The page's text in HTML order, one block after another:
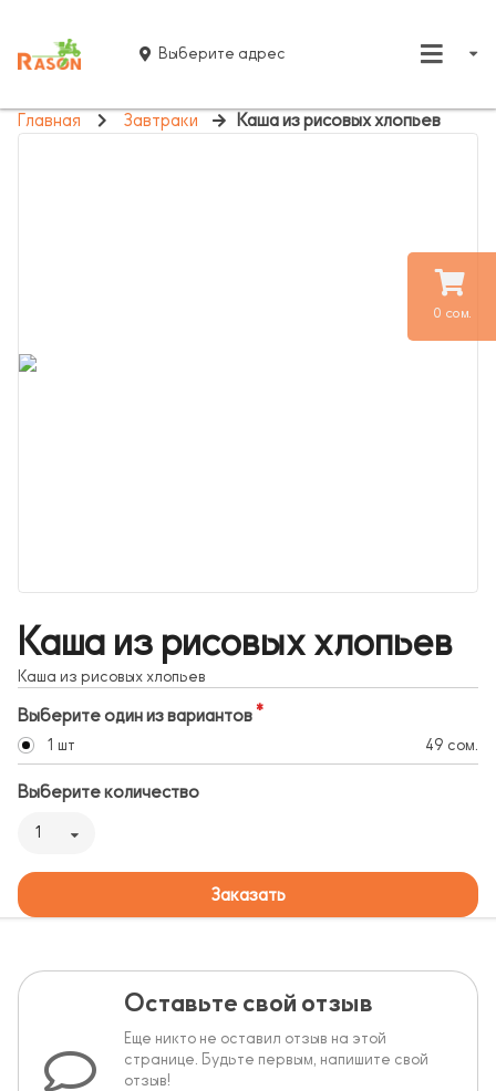
0 сом.
Выберите адрес
Главная Завтраки Каша из рисовых хлопьев
Каша из рисовых хлопьев
Каша из рисовых хлопьев
Выберите один из вариантов
1 шт 49 сом.
Выберите количество
1
Заказать
Оставьте свой отзыв
Еще никто не оставил отзыв на этой
странице. Будьте первым, напишите свой
отзыв!